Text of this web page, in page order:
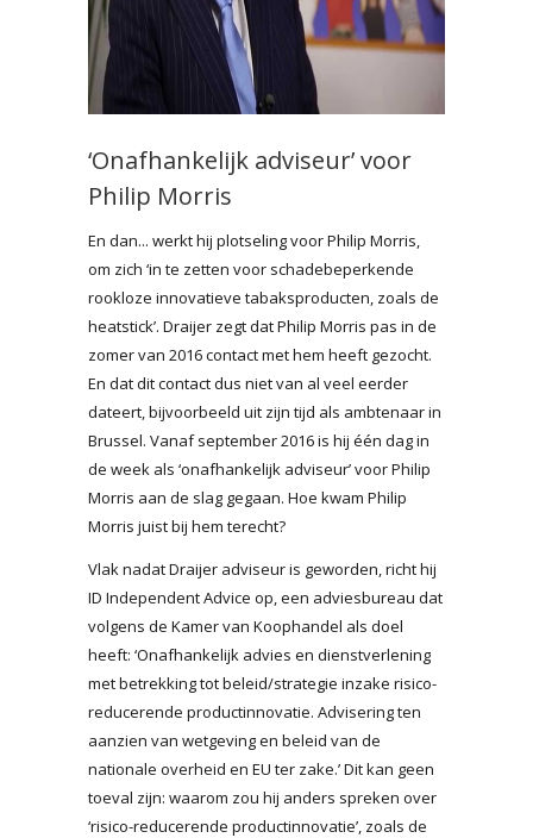
‘Onafhankelijk adviseur’ voor
Philip Morris
En dan... werkt hij plotseling voor Philip Morris,
om zich ‘in te zetten voor schadebeperkende
rookloze innovatieve tabaksproducten, zoals de
heatstick’. Draijer zegt dat Philip Morris pas in de
zomer van 2016 contact met hem heeft gezocht.
En dat dit contact dus niet van al veel eerder
dateert, bijvoorbeeld uit zijn tijd als ambtenaar in
Brussel. Vanaf september 2016 is hij één dag in
de week als ‘onafhankelijk adviseur’ voor Philip
Morris aan de slag gegaan. Hoe kwam Philip
Morris juist bij hem terecht?
Vlak nadat Draijer adviseur is geworden, richt hij
ID Independent Advice op, een adviesbureau dat
volgens de Kamer van Koophandel als doel
heeft: ‘Onafhankelijk advies en dienstverlening
met betrekking tot beleid/strategie inzake risico-
reducerende productinnovatie. Advisering ten
aanzien van wetgeving en beleid van de
nationale overheid en EU ter zake.’ Dit kan geen
toeval zijn: waarom zou hij anders spreken over
‘risico-reducerende productinnovatie’, zoals de